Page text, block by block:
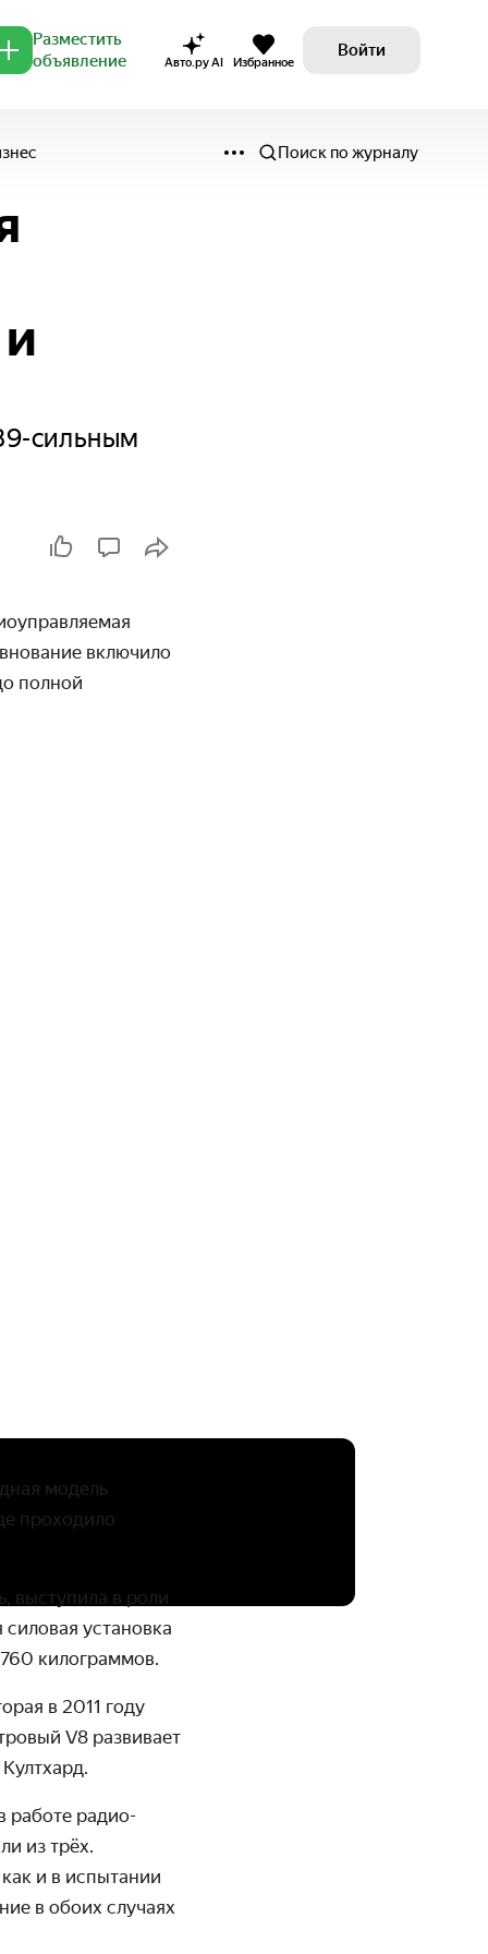
Разместить
объявление
Авто.ру AI Избранное
Войти
Поиск по журналу
сильным
включило
полной
модель
проходило
выступила в роли
установка
килограммов.
в 2011 году
V8 развивает
работе радио­
из трёх.
и в испытании
в обоих случаях